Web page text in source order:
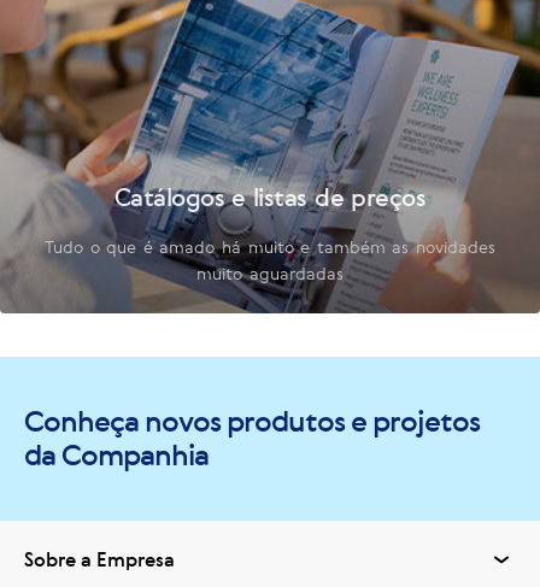
Catálogos e listas de preços
Tudo o que é amado há muito e também as novidades
muito aguardadas
Conheça novos produtos e projetos
da Companhia
Sobre a Empresa